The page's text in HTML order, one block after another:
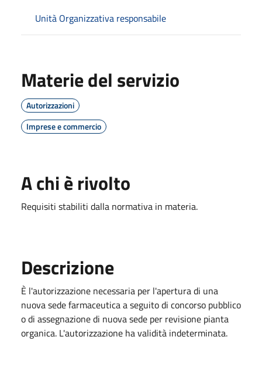
Unità Organizzativa responsabile
Materie del servizio
Autorizzazioni
Imprese e commercio
A chi è rivolto
Requisiti stabiliti dalla normativa in materia.
Descrizione
È l'autorizzazione necessaria per l'apertura di una
nuova sede farmaceutica a seguito di concorso pubblico
o di assegnazione di nuova sede per revisione pianta
organica. L'autorizzazione ha validità indeterminata.